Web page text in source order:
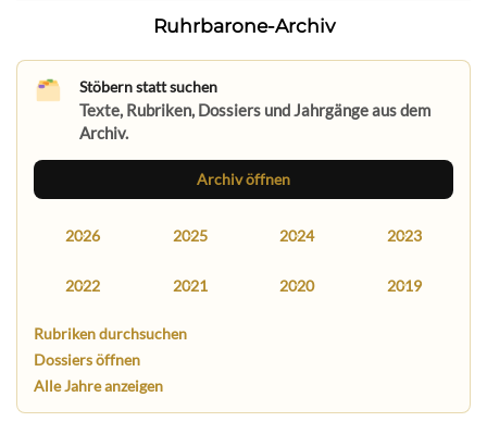
Ruhrbarone-Archiv
Stöbern statt suchen
Texte, Rubriken, Dossiers und Jahrgänge aus dem
Archiv.
Archiv öffnen
2026 2025 2024 2023
2022 2021 2020 2019
Rubriken durchsuchen
Dossiers öffnen
Alle Jahre anzeigen